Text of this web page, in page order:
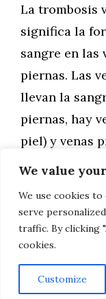
We value
We use cookies
serve
traffic. By clicking
cookies.
Customize
La trombosis
significa la
sangre en las
piernas. Las
llevan la
piernas, hay
piel) y venas
Cuando la
Leer más
AVISO LEGAL,